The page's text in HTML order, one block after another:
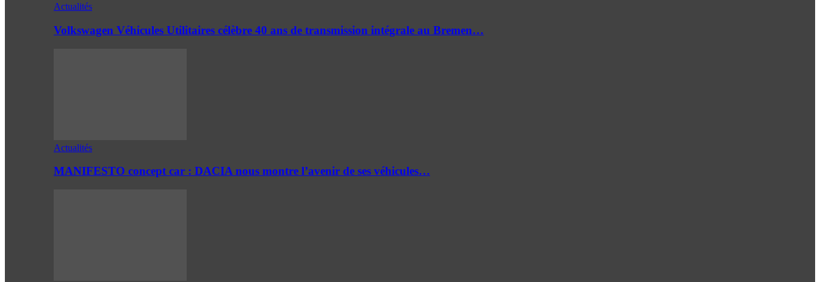
Actualités
Volkswagen Véhicules Utilitaires célèbre 40 ans de transmission intégrale au Bremen…
Actualités
MANIFESTO concept car : DACIA nous montre l’avenir de ses véhicules…